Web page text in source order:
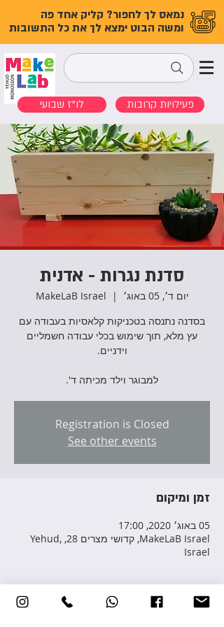
נמאס לך לחפור? קליק אחד פה
ומשה הבוט ימצא לך את כל התשובות
לו"ז שבועי פעילויות קרובות
סדנת נגרות - אדנית
יום ד׳, 05 באוג׳
  |
MakeLaB Israel
בסדנה נתנסה בטכניקות קלאסיות בעבודה עם
עץ מלא, תוך שימוש בכלי עבודה חשמליים
למבוגר וילד מכיתה ד'.
Registration is Closed
See other events
זמן ומיקום
05 באוג׳ 2020, 17:00
MakeLaB Israel, קדושי מצרים 28, Yehud,
Israel
פרטי האירוע